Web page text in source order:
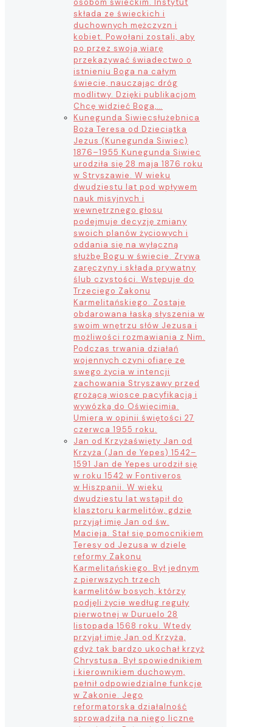
składa ze świeckich i
duchownych mężczyzn i
kobiet. Powołani zostali, aby
po przez swoją wiarę
przekazywać świadectwo o
istnieniu Boga na całym
świecie, nauczając dróg
modlitwy. Dzięki publikacjom
Chcę widzieć Boga,…
Kunegunda Siwiecsłużebnica
Boża Teresa od Dzieciątka
Jezus (Kunegunda Siwiec)
1876–1955 Kunegunda Siwiec
urodziła się 28 maja 1876 roku
w Stryszawie. W wieku
dwudziestu lat pod wpływem
nauk misyjnych i
wewnętrznego głosu
podejmuje decyzję zmiany
swoich planów życiowych i
oddania się na wyłączną
służbę Bogu w świecie. Zrywa
zaręczyny i składa prywatny
ślub czystości. Wstępuje do
Trzeciego Zakonu
Karmelitańskiego. Zostaje
obdarowana łaską słyszenia w
swoim wnętrzu słów Jezusa i
możliwości rozmawiania z Nim.
Podczas trwania działań
wojennych czyni ofiarę ze
swego życia w intencji
zachowania Stryszawy przed
grożącą wiosce pacyfikacją i
wywózką do Oświęcimia.
Umiera w opinii świętości 27
czerwca 1955 roku.
Jan od Krzyżaświęty Jan od
Krzyża (Jan de Yepes) 1542–
1591 Jan de Yepes urodził się
w roku 1542 w Fontiveros
w Hiszpanii. W wieku
dwudziestu lat wstąpił do
klasztoru karmelitów, gdzie
przyjął imię Jan od św.
Macieja. Stał się pomocnikiem
Teresy od Jezusa w dziele
reformy Zakonu
Karmelitańskiego. Był jednym
z pierwszych trzech
karmelitów bosych, którzy
podjęli życie według reguły
pierwotnej w Duruelo 28
listopada 1568 roku. Wtedy
przyjął imię Jan od Krzyża,
gdyż tak bardzo ukochał krzyż
Chrystusa. Był spowiednikiem
i kierownikiem duchowym,
pełnił odpowiedzialne funkcje
w Zakonie. Jego
reformatorska działalność
sprowadziła na niego liczne